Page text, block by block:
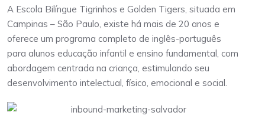
A Escola Bilíngue Tigrinhos e Golden Tigers, situada em
Campinas – São Paulo, existe há mais de 20 anos e
oferece um programa completo de inglês-português
para alunos educação infantil e ensino fundamental, com
abordagem centrada na criança, estimulando seu
desenvolvimento intelectual, físico, emocional e social.